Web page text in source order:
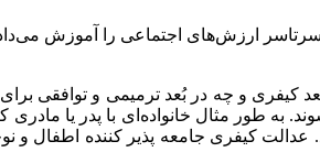
ارزش‌های اجتماعی را آموزش می‌داد.
و چه در بُعد ترمیمی و توافقی برای
به طور مثال خانواده‌ای با پدر یا مادری
عدالت کیفری جامعه پذیر کننده اطفال و